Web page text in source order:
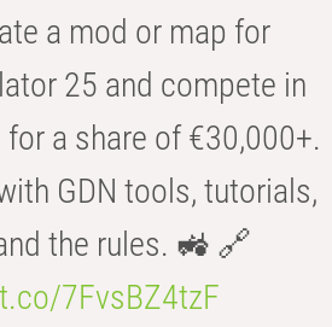
a mod or map for
25 and compete in
a share of €30,000+.
GDN tools, tutorials,
the rules. 🚜 🔗
7FvsBZ4tzF